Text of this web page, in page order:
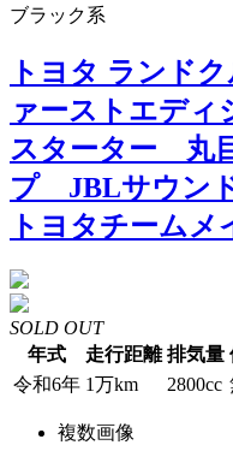
ブラック系
トヨタ ランド
ァーストエデ
スターター 丸
プ JBLサウン
トヨタチーム
SOLD OUT
年式
走行距離 排気量
令和6年 1万km 2800cc
複数画像